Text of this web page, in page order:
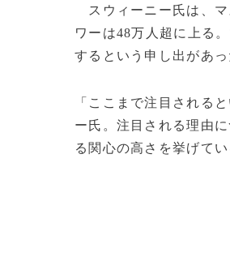
スウィーニー氏は、マ
ワーは48万人超に上る
するという申し出があ
「ここまで注目される
ー氏。注目される理由
る関心の高さを挙げてい